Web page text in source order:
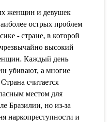
женщин и девушек
острых проблем
- стране, в которой
высокий
Каждый день
убивают, а многие
считается
местом для
Бразилии, но из-за
наркопреступности и